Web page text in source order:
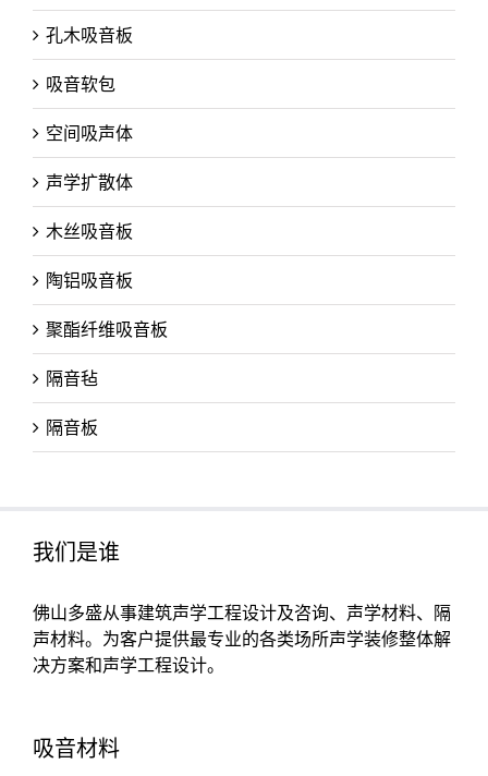
孔木吸音板
吸音软包
空间吸声体
声学扩散体
木丝吸音板
陶铝吸音板
聚酯纤维吸音板
隔音毡
隔音板
我们是谁
佛山多盛从事建筑声学工程设计及咨询、声学材料、隔
声材料。为客户提供最专业的各类场所声学装修整体解
决方案和声学工程设计。
吸音材料